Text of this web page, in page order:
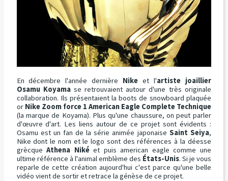
En décembre l'année dernière Nike et l'artiste joaillier
Osamu Koyamase retrouvaient autour d'une très originale
collaboration. Ils présentaient la boots de snowboard plaquée
or Nike Zoom force 1 American Eagle Complete Technique
(la marque de Koyama). Plus qu'une chaussure, on peut parler
d'œuvre d'art. Les liens autour de ce projet sont évidents :
Osamu est un fan de la série animée japonaise Saint Seiya,
Nike dont le nom et le logo sont des références à la déesse
grècqueAthena Nikéet puis american eagle comme une
ultime référence à l'animal emblème des États-Unis. Si je vous
reparle de cette création aujourd'hui c'est parce qu'une belle
vidéo vient de sortir et retrace la génèse de ce projet.